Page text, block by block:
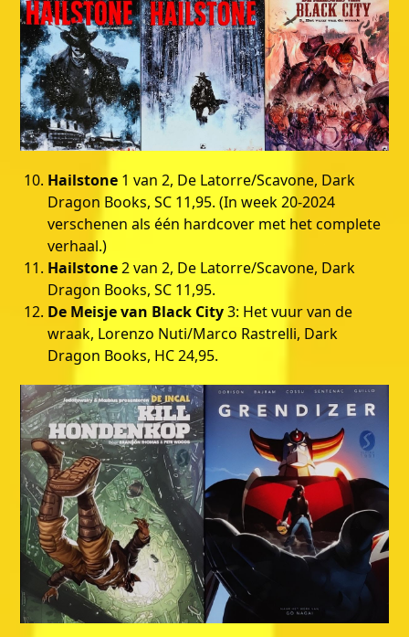
Hailstone 1 van 2, De Latorre/Scavone, Dark
Dragon Books, SC 11,95. (In week 20-2024
verschenen als één hardcover met het complete
verhaal.)
Hailstone2 van 2, De Latorre/Scavone, Dark
Dragon Books, SC 11,95.
De Meisje van Black City3: Het vuur van de
wraak, Lorenzo Nuti/Marco Rastrelli, Dark
Dragon Books, HC 24,95.